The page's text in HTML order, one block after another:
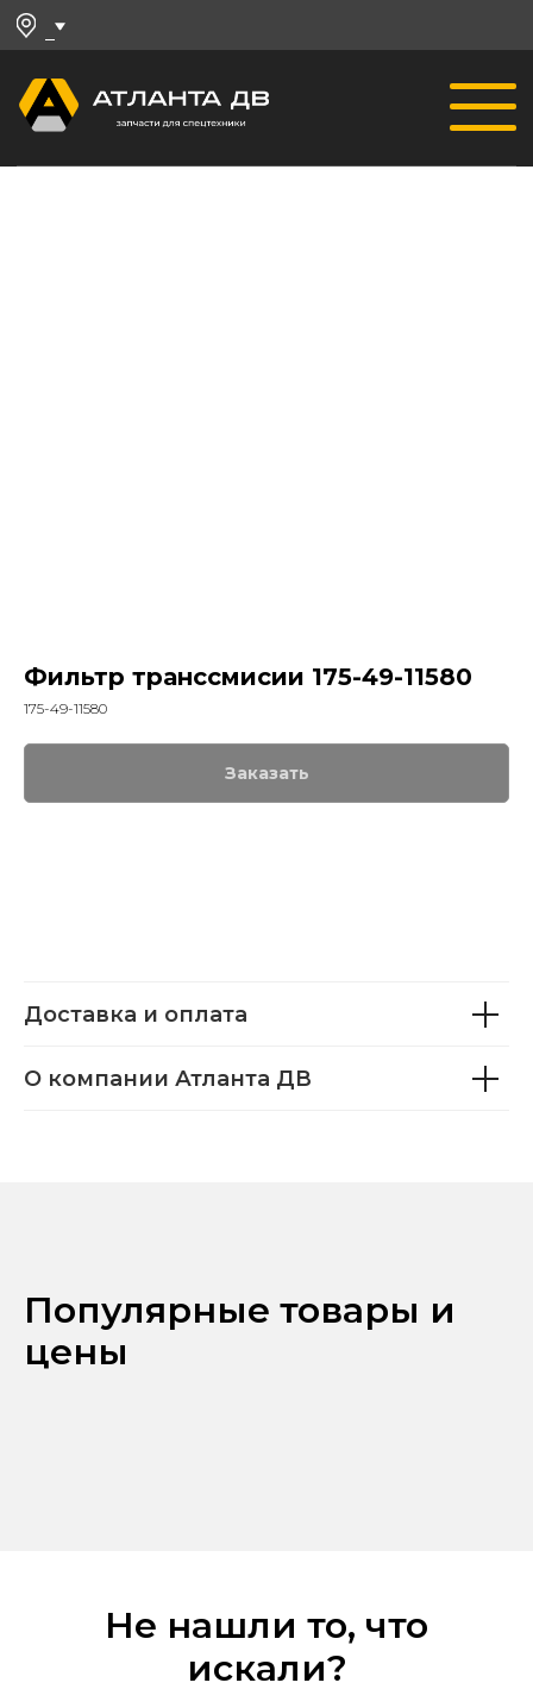
Фильтр транссмисии 175-49-11580
175-49-11580
Заказать
Доставка и оплата
О компании Атланта ДВ
Популярные товары и
цены
Не нашли то, что
искали?